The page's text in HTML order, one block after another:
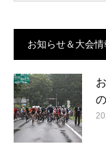
お知らせ＆大会情